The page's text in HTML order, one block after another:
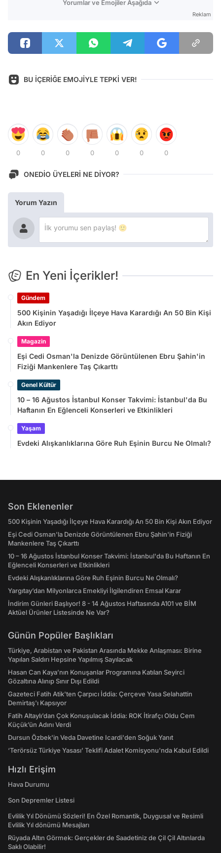
Yorumlar ve Emojiler Aşağıda
Reklam
BU İÇERİĞE EMOJİYLE TEPKİ VER!
0 0 0 0 0 0 0
ONEDİO ÜYELERİ NE DİYOR?
Yorum Yazın
En Yeni İçerikler!
Gündem
500 Kişinin Yaşadığı İlçeye Hava Karardığı An 50 Bin Kişi
Akın Ediyor
Magazin
Eşi Cedi Osman'la Denizde Görüntülenen Ebru Şahin'in
Fiziği Mankenlere Taş Çıkarttı
Genel Kültür
10 – 16 Ağustos İstanbul Konser Takvimi: İstanbul'da Bu
Haftanın En Eğlenceli Konserleri ve Etkinlikleri
Yaşam
Evdeki Alışkanlıklarına Göre Ruh Eşinin Burcu Ne Olmalı?
Son Eklenenler
500 Kişinin Yaşadığı İlçeye Hava Karardığı An 50 Bin Kişi Akın Ediyor
Eşi Cedi Osman'la Denizde Görüntülenen Ebru Şahin'in Fiziği
Mankenlere Taş Çıkarttı
10 – 16 Ağustos İstanbul Konser Takvimi: İstanbul'da Bu Haftanın En
Eğlenceli Konserleri ve Etkinlikleri
Evdeki Alışkanlıklarına Göre Ruh Eşinin Burcu Ne Olmalı?
Yargıtay’dan Milyonlarca Emekliyi İlgilendiren Emsal Karar
İndirim Günleri Başlıyor! 8 - 14 Ağustos Haftasında A101 ve BİM
Aktüel Ürünler Listesinde Ne Var?
Günün Popüler Başlıkları
Türkiye, Arabistan ve Pakistan Arasında Mekke Anlaşması: Birine
Yapılan Saldırı Hepsine Yapılmış Sayılacak
Hasan Can Kaya’nın Konuşanlar Programına Katılan Seyirci
Gözaltına Alınıp Sınır Dışı Edildi
Gazeteci Fatih Atik'ten Çarpıcı İddia: Çerçeve Yasa Selahattin
Demirtaş'ı Kapsıyor
Fatih Altaylı’dan Çok Konuşulacak İddia: ROK İtirafçı Oldu Cem
Küçük’ün Adını Verdi
Dursun Özbek'in Veda Davetine Icardi'den Soğuk Yanıt
‘Terörsüz Türkiye Yasası’ Teklifi Adalet Komisyonu'nda Kabul Edildi
Hızlı Erişim
Hava Durumu
Son Depremler Listesi
Evlilik Yıl Dönümü Sözleri! En Özel Romantik, Duygusal ve Resimli
Evlilik Yıl dönümü Mesajları
Rüyada Altın Görmek: Gerçekler de Saadetiniz de Çil Çil Altınlarda
Saklı Olabilir!